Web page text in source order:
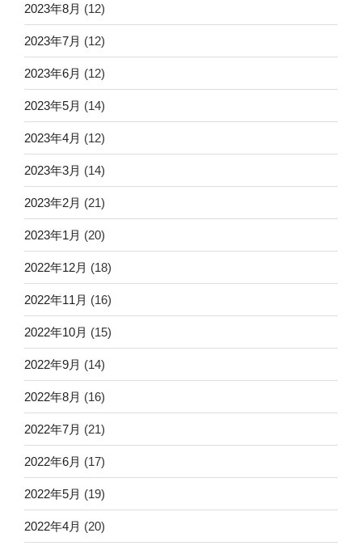
2023年8月 (12)
2023年7月 (12)
2023年6月 (12)
2023年5月 (14)
2023年4月 (12)
2023年3月 (14)
2023年2月 (21)
2023年1月 (20)
2022年12月 (18)
2022年11月 (16)
2022年10月 (15)
2022年9月 (14)
2022年8月 (16)
2022年7月 (21)
2022年6月 (17)
2022年5月 (19)
2022年4月 (20)